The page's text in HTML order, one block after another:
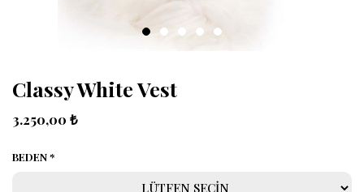
Classy White Vest
3.250,00 ₺
BEDEN